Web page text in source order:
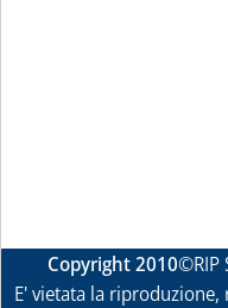
Copyright 2010©RIP
E' vietata la